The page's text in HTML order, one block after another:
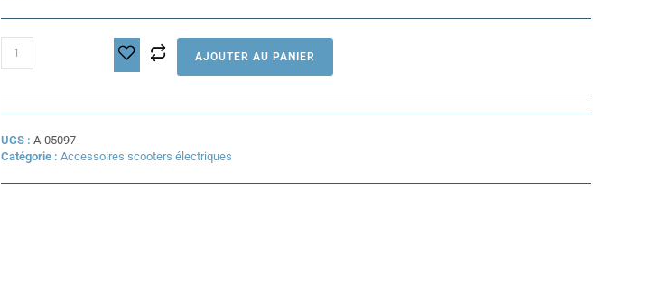
LINUSCUD
Universel
AJOUTER AU PANIER
UGS : A-05097
Catégorie : Accessoires scooters électriques